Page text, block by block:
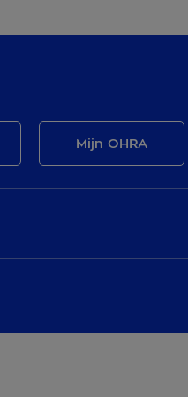
Mijn OHRA